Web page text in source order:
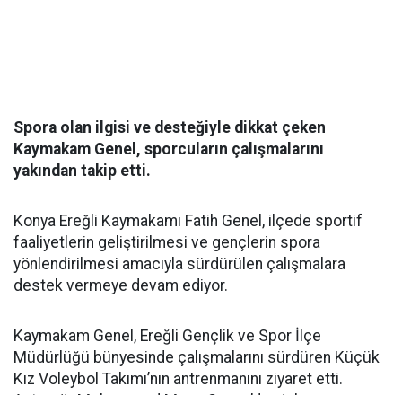
Spora olan ilgisi ve desteğiyle dikkat çeken
Kaymakam Genel, sporcuların çalışmalarını
yakından takip etti.
Konya Ereğli Kaymakamı Fatih Genel, ilçede sportif
faaliyetlerin geliştirilmesi ve gençlerin spora
yönlendirilmesi amacıyla sürdürülen çalışmalara
destek vermeye devam ediyor.
Kaymakam Genel, Ereğli Gençlik ve Spor İlçe
Müdürlüğü bünyesinde çalışmalarını sürdüren Küçük
Kız Voleybol Takımı’nın antrenmanını ziyaret etti.